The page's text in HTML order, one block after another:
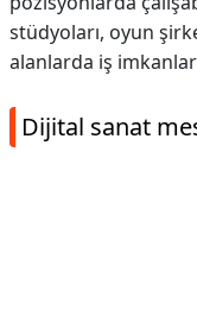
stüdyoları, oyun
alanlarda iş
Dijital sanat